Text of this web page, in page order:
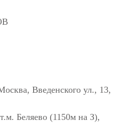
Введенского ул., 13,
Беляево (1150м на З),